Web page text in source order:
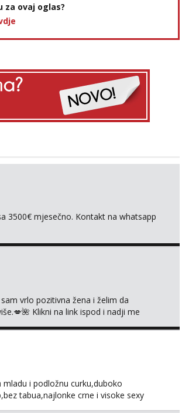
za ovaj oglas?
3500€ mjesečno. Kontakt na whatsapp
vrlo pozitivna žena i želim da
Klikni na link ispod i nadji me
mladu i podložnu curku,duboko
tabua,najlonke crne i visoke sexy